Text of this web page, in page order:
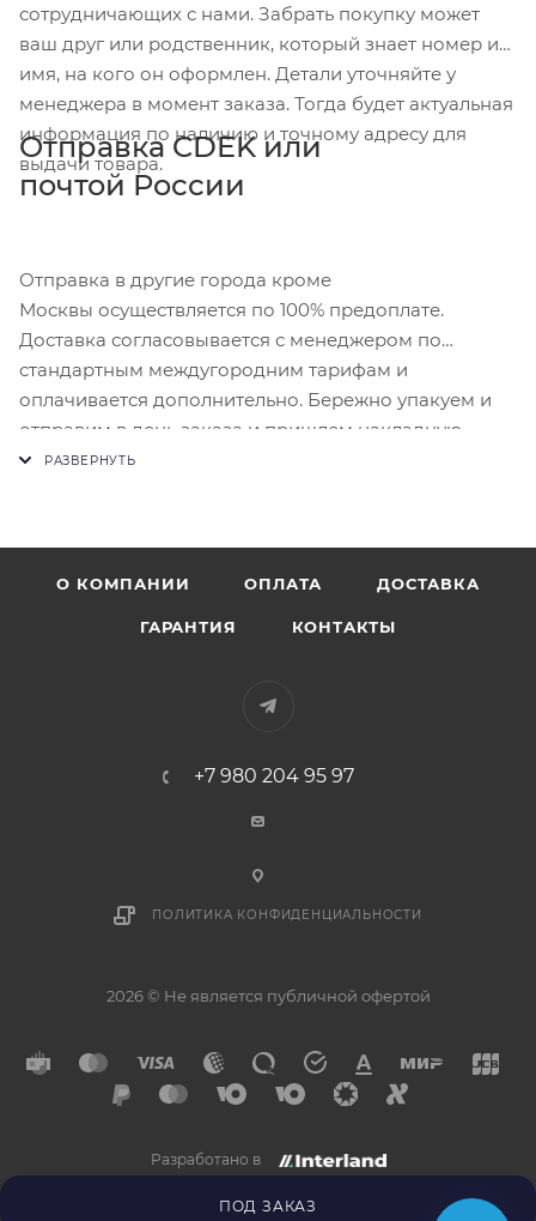
ПОД ЗАКАЗ
сотрудничающих с нами. Забрать покупку может
ваш друг или родственник, который знает номер и
имя, на кого он оформлен. Детали уточняйте у
менеджера в момент заказа. Тогда будет актуальная
информация по наличию и точному адресу для
выдачи товара.
Отправка CDEK или
почтой России
Отправка в другие города кроме
Москвы осуществляется по 100% предоплате.
Доставка согласовывается с менеджером по
стандартным междугородним тарифам и
оплачивается дополнительно. Бережно упакуем и
отправим в день заказа и пришлем накладную.
О КОМПАНИИ ОПЛАТА ДОСТАВКА
ГАРАНТИЯ КОНТАКТЫ
+7 980 204 95 97
ПОЛИТИКА КОНФИДЕНЦИАЛЬНОСТИ
2026 © Не является публичной офертой
Разработано в
×
Напишите нам в
Telegram